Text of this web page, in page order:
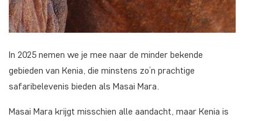
In 2025 nemen we je mee naar de minder bekende
gebieden van Kenia, die minstens zo’n prachtige
safaribelevenis bieden als Masai Mara.
Masai Mara krijgt misschien alle aandacht, maar Kenia is